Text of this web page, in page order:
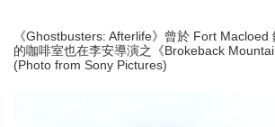
《Ghostbusters: Afterlife》曾於 Fort Macloed
的咖啡室也在李安導演之《Brokeback
(Photo from Sony Pictures)